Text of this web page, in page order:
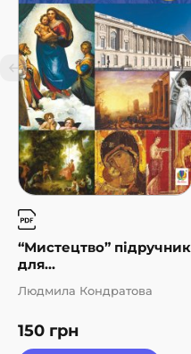
“Мистецтво” підручник
для...
150 грн
Людмила Кондратова